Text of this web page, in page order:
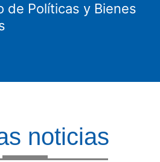
de Políticas y Bienes
noticias